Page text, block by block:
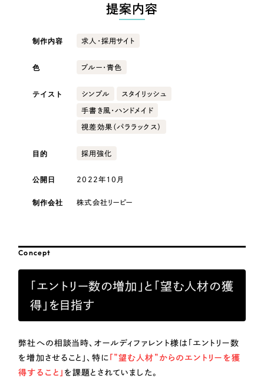
SEO対策によるアクセス獲得、反響獲得などの"Webマーケティング"から、
リープ・リクルーティング／
求人票作成・面接など各種業務代行、採用の仕組み作り支援
完全成功報酬型のスカウト型ハイクラス人材紹介（岐阜・愛知）
カイゼンDX支援
Pace
Works
制作実績
全国1,400社以上の支援実績の中から
一部をご紹介します
リープ・プロジェクト
リープ・リクルーティング
ウェブアクセシビリティ方針
建設・建築
人材紹介・派遣
自治体・官公庁
美容・エステ
教育
提案内容
制作内容 求人・採用サイト
色 ブルー・青色
テイスト シンプル スタイリッシュ
手書き風・ハンドメイド
視差効果（パララックス）
目的 採用強化
公開日 2022年10月
制作会社 株式会社リーピー
Concept
「エントリー数の増加」と「望む人材の獲
得」を目指す
弊社への相談当時、オールディファレント様は「エントリー数
を増加させること」、特に 「”望む人材”からのエントリーを獲
得すること」 を課題とされていました。